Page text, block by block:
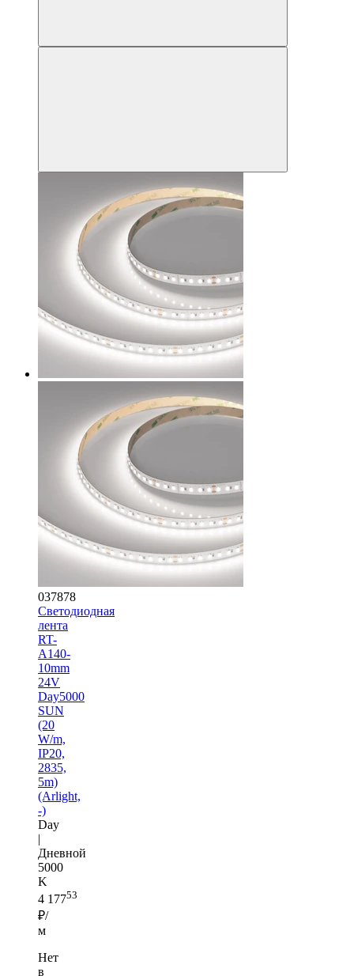
037878
Светодиодная
лента
RT-
A140-
10mm
24V
Day5000
SUN
(20
W/m,
IP20,
2835,
5m)
(Arlight,
-)
Day
|
Дневной
5000
K
4 17753
₽/
м
Нет
в